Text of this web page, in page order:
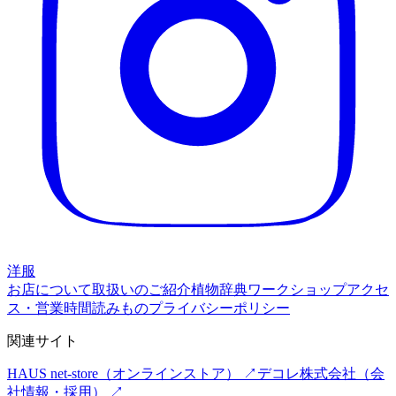
洋服
お店について取扱いのご紹介植物辞典ワークショップアクセ
ス・営業時間読みものプライバシーポリシー
関連サイト
HAUS net-store （オンラインストア） ↗ デコレ株式会社 （会
社情報・採用） ↗